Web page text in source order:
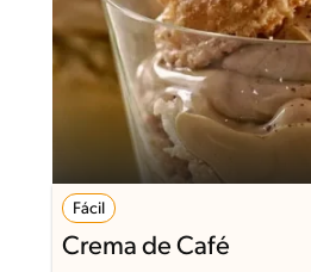
Fácil
Crema de Café